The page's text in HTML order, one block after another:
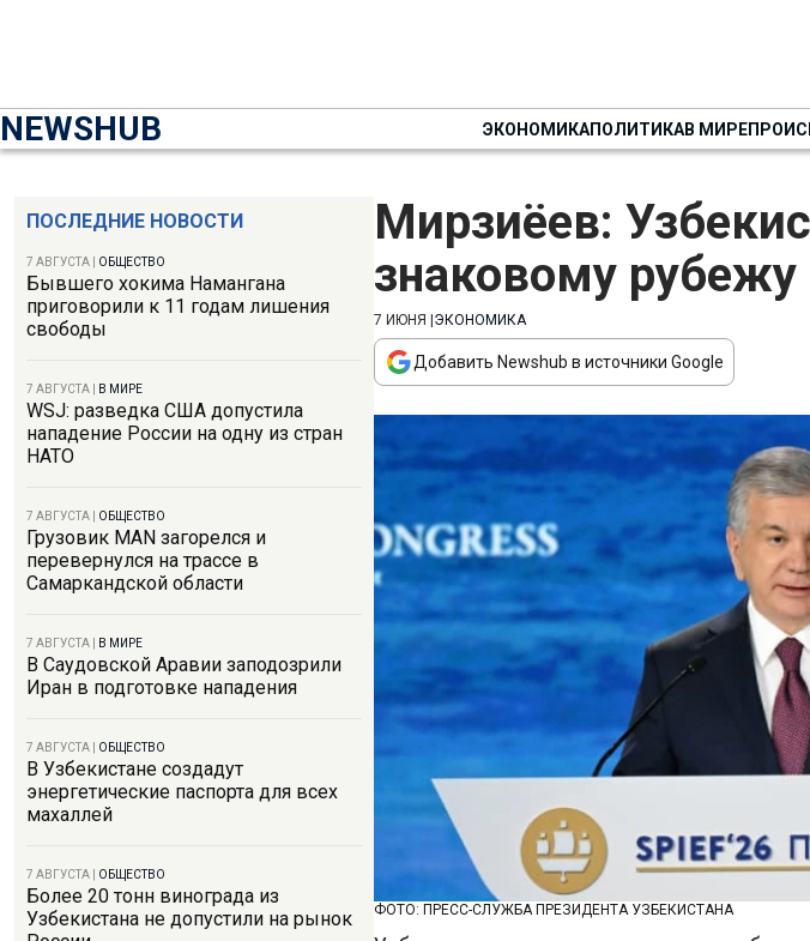
NEWSHUB ЭКОНОМИКАПОЛИТИКАВ МИРЕ
ПОСЛЕДНИЕ НОВОСТИ
7 АВГУСТА ОБЩЕСТВО
Бывшего хокима Намангана
приговорили к 11 годам лишения
свободы
7 АВГУСТА В МИРЕ
WSJ: разведка США допустила
нападение России на одну из стран
НАТО
7 АВГУСТА ОБЩЕСТВО
Грузовик MAN загорелся и
перевернулся на трассе в
Самаркандской области
7 АВГУСТА В МИРЕ
В Саудовской Аравии заподозрили
Иран в подготовке нападения
7 АВГУСТА ОБЩЕСТВО
В Узбекистане создадут
энергетические паспорта для всех
махаллей
7 АВГУСТА ОБЩЕСТВО
Более 20 тонн винограда из
Узбекистана не допустили на рынок
Мирзиёев:
знаковому
7 ИЮНЯ ЭКОНОМИКА
Добавить Newshub в источники Google
ФОТО: ПРЕСС-СЛУЖБА ПРЕЗИДЕНТА УЗБЕКИСТАНА